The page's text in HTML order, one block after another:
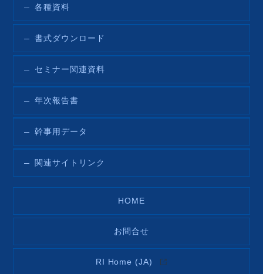
各種資料
書式ダウンロード
セミナー関連資料
年次報告書
幹事用データ
関連サイトリンク
HOME
お問合せ
RI Home (JA)